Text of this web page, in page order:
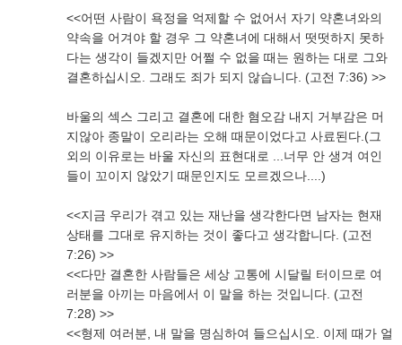
<<어떤 사람이 욕정을 억제할 수 없어서 자기 약혼녀와의
약속을 어겨야 할 경우 그 약혼녀에 대해서 떳떳하지 못하
다는 생각이 들겠지만 어쩔 수 없을 때는 원하는 대로 그와
결혼하십시오. 그래도 죄가 되지 않습니다. (고전 7:36) >>
바울의 섹스 그리고 결혼에 대한 혐오감 내지 거부감은 머
지않아 종말이 오리라는 오해 때문이었다고 사료된다.(그
외의 이유로는 바울 자신의 표현대로 ...너무 안 생겨 여인
들이 꼬이지 않았기 때문인지도 모르겠으나....)
<<지금 우리가 겪고 있는 재난을 생각한다면 남자는 현재
상태를 그대로 유지하는 것이 좋다고 생각합니다. (고전
7:26) >>
<<다만 결혼한 사람들은 세상 고통에 시달릴 터이므로 여
러분을 아끼는 마음에서 이 말을 하는 것입니다. (고전
7:28) >>
<<형제 여러분, 내 말을 명심하여 들으십시오. 이제 때가 얼